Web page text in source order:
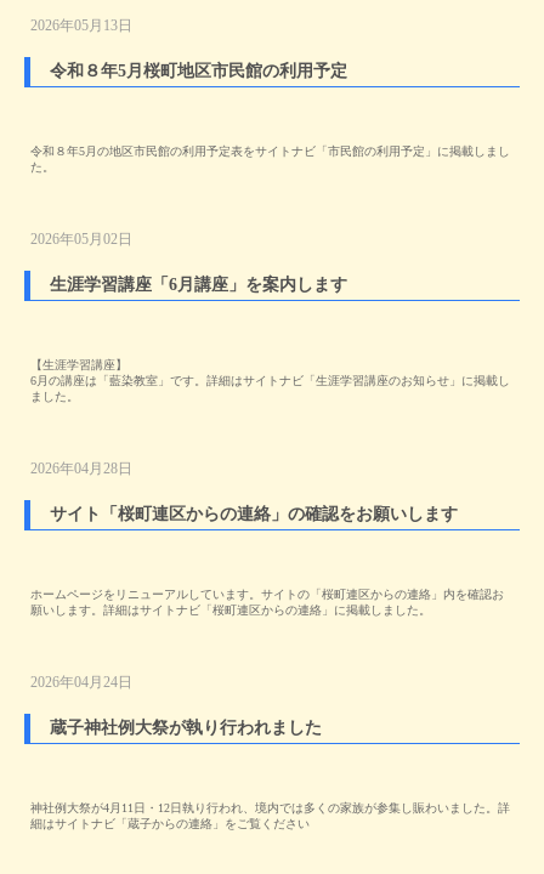
2026年05月13日
令和８年5月桜町地区市民館の利用予定
令和８年5月の地区市民館の利用予定表をサイトナビ「市民館の利用予定」に掲載しまし
た。
2026年05月02日
生涯学習講座「6月講座」を案内します
【生涯学習講座】
6月の講座は「藍染教室」です。詳細はサイトナビ「生涯学習講座のお知らせ」に掲載し
ました。
2026年04月28日
サイト「桜町連区からの連絡」の確認をお願いします
ホームページをリニューアルしています。サイトの「桜町連区からの連絡」内を確認お
願いします。詳細はサイトナビ「桜町連区からの連絡」に掲載しました。
2026年04月24日
蔵子神社例大祭が執り行われました
神社例大祭が4月11日・12日執り行われ、境内では多くの家族が参集し賑わいました。詳
細はサイトナビ「蔵子からの連絡」をご覧ください